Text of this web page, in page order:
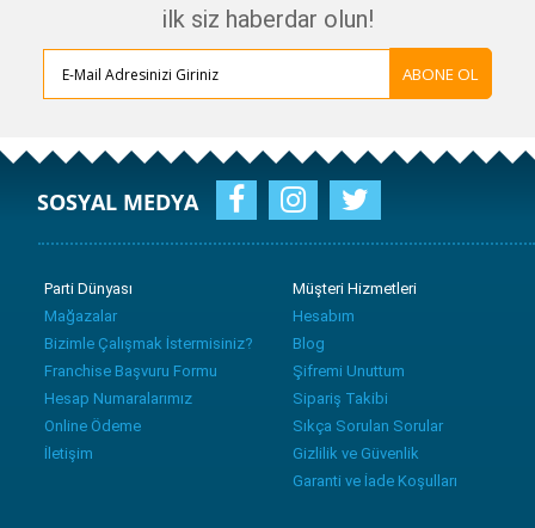
ilk siz haberdar olun!
ABONE OL
SOSYAL MEDYA
Parti Dünyası
Mağazalar
Bizimle Çalışmak İstermisiniz?
Franchise Başvuru Formu
Hesap Numaralarımız
Online Ödeme
İletişim
Müşteri Hizmetleri
Hesabım
Blog
Şifremi Unuttum
Sipariş Takibi
Sıkça Sorulan Sorular
Gizlilik ve Güvenlik
Garanti ve İade Koşulları